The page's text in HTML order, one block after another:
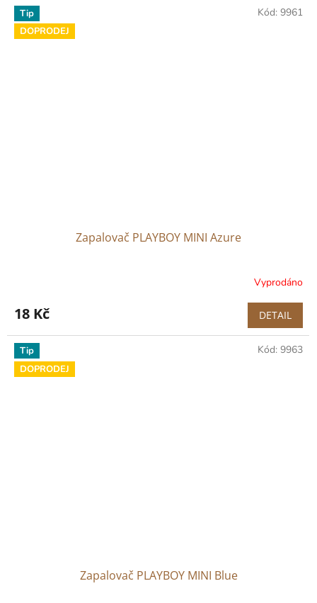
Tip
DOPRODEJ
Zapalovač PLAYBOY MINI Azure
Vyprodáno
18 Kč DETAIL
Kód: 9961
Tip
DOPRODEJ
Zapalovač PLAYBOY MINI Blue
Kód: 9963